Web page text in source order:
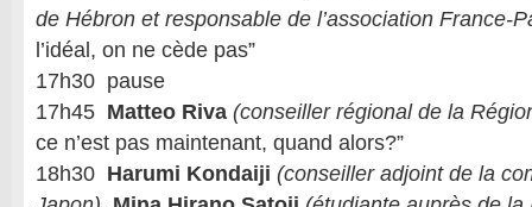
de Hébron et responsable de l’association France-
l’idéal, on ne cède pas”
17h30 pause
17h45 Matteo Riva (conseiller régional de la
ce n’est pas maintenant, quand alors?”
18h30 Harumi Kondaiji (conseiller adjoint de la